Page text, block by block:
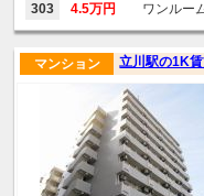
303 4.5万円 ワンルー
立川駅の1K
マンション